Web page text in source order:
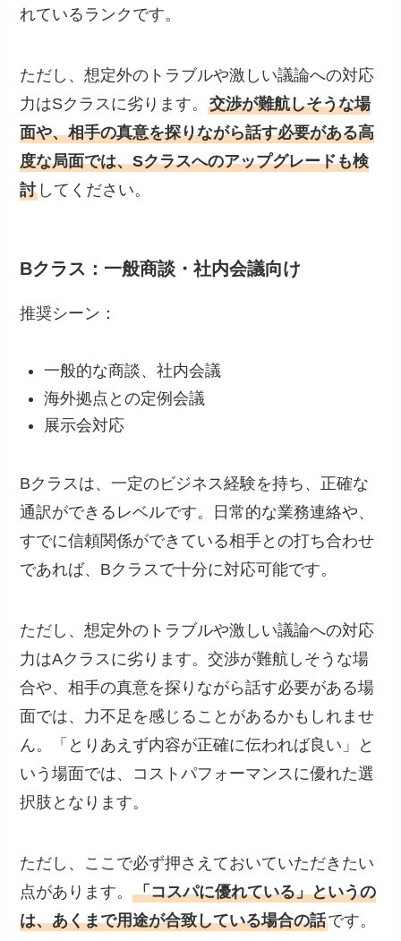
れているランクです。
ただし、想定外のトラブルや激しい議論への対応
力はSクラスに劣ります。交渉が難航しそうな場
面や、相手の真意を探りながら話す必要がある高
度な局面では、Sクラスへのアップグレードも検
討 してください。
Bクラス：一般商談・社内会議向け
推奨シーン：
一般的な商談、社内会議
海外拠点との定例会議
展示会対応
Bクラスは、一定のビジネス経験を持ち、正確な
通訳ができるレベルです。日常的な業務連絡や、
すでに信頼関係ができている相手との打ち合わせ
であれば、Bクラスで十分に対応可能です。
ただし、想定外のトラブルや激しい議論への対応
力はAクラスに劣ります。交渉が難航しそうな場
合や、相手の真意を探りながら話す必要がある場
面では、力不足を感じることがあるかもしれませ
ん。「とりあえず内容が正確に伝われば良い」と
いう場面では、コストパフォーマンスに優れた選
択肢となります。
ただし、ここで必ず押さえておいていただきたい
点があります。「コスパに優れている」というの
は、あくまで用途が合致している場合の話です。